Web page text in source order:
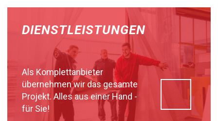
DIENSTLEISTUNGEN
Als Komplettanbieter
übernehmen wir das gesamte
Projekt. Alles aus einer Hand -
für Sie!